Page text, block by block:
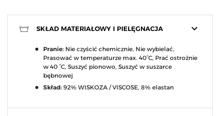
keyboard_arrow_down
SKŁAD MATERIAŁOWY I PIELĘGNACJA
Pranie: Nie czyścić chemicznie, Nie wybielać,
Prasować w temperaturze max. 40°C, Prać ostrożnie
w 40 °C, Suszyć pionowo, Suszyć w suszarce
bębnowej
Skład: 92% WISKOZA / VISCOSE, 8% elastan